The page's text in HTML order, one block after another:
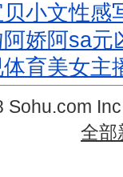
小文性感
娇阿sa元
育美女主
Sohu.com
全部